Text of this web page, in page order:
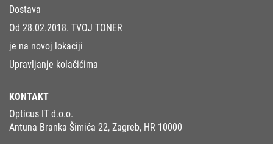
Dostava
Od 28.02.2018. TVOJ TONER
je na novoj lokaciji
Upravljanje kolačićima
KONTAKT
Opticus IT d.o.o.
Antuna Branka Šimića 22, Zagreb, HR 10000